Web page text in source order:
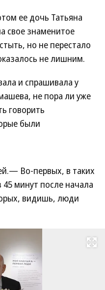
ее дочь Татьяна
свое знаменитое
но не перестало
не лишним.
и спрашивала у
не пора ли уже
говорить
были
Во-первых, в таких
минут после начала
видишь, люди
Развернуть